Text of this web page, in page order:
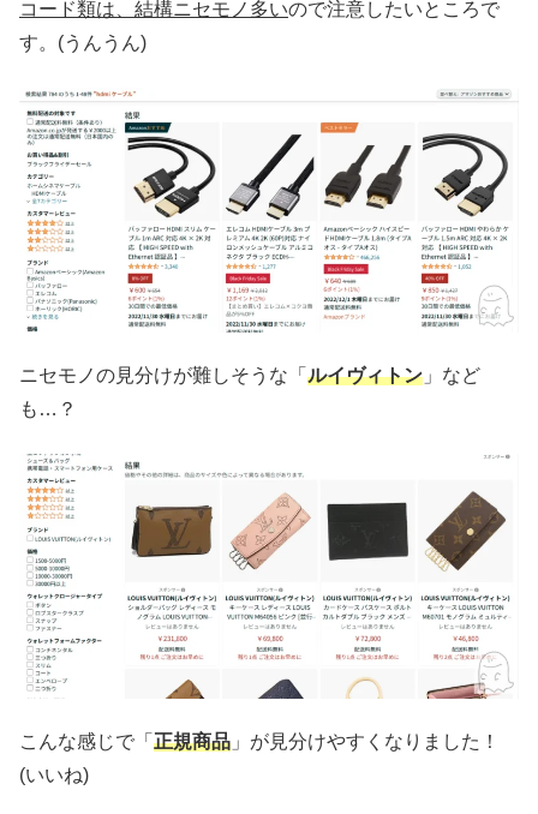
コード類は、結構ニセモノ多いので注意したいところで
す。(うんうん)
ニセモノの見分けが難しそうな「 ルイヴィトン 」など
も…？
こんな感じで「 正規商品 」が見分けやすくなりました！
(いいね)